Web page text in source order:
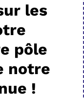
les
pôle
notre
!